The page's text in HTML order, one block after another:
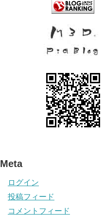
Meta
ログイン
投稿フィード
コメントフィード